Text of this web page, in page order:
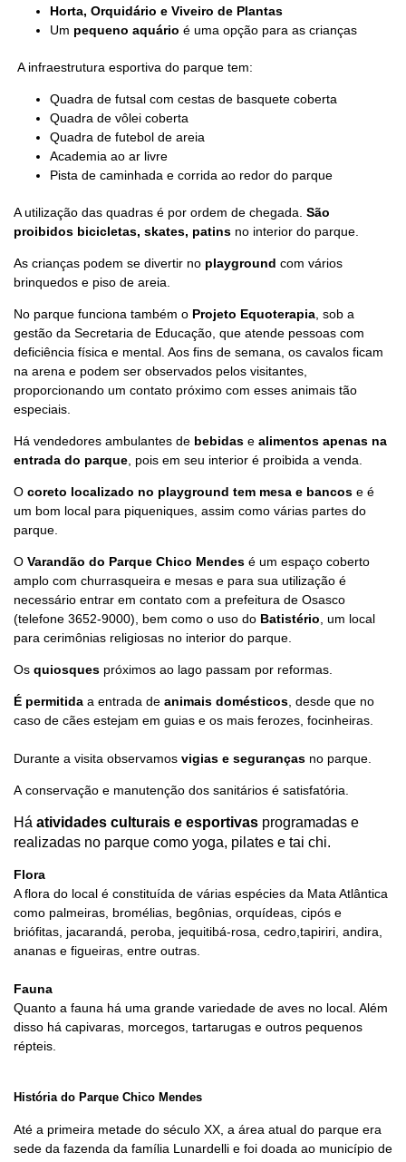
Horta, Orquidário e Viveiro de Plantas
Um pequeno aquário é uma opção para as crianças
A infraestrutura esportiva do parque tem:
Quadra de futsal com cestas de basquete coberta
Quadra de vôlei coberta
Quadra de futebol de areia
Academia ao ar livre
Pista de caminhada e corrida ao redor do parque
A utilização das quadras é por ordem de chegada. São
proibidos bicicletas, skates, patins no interior do parque.
As crianças podem se divertir no playground com vários
brinquedos e piso de areia.
No parque funciona também o Projeto Equoterapia , sob a
gestão da Secretaria de Educação, que atende pessoas com
deficiência física e mental. Aos fins de semana, os cavalos ficam
na arena e podem ser observados pelos visitantes,
proporcionando um contato próximo com esses animais tão
especiais.
Há vendedores ambulantes de bebidas e alimentos apenas na
entrada do parque , pois em seu interior é proibida a venda.
O coreto localizado no playground tem mesa e bancos e é
um bom local para piqueniques, assim como várias partes do
parque.
O Varandão do Parque Chico Mendes é um espaço coberto
amplo com churrasqueira e mesas e para sua utilização é
necessário entrar em contato com a prefeitura de Osasco
(telefone 3652-9000), bem como o uso do Batistério , um local
para cerimônias religiosas no interior do parque.
Os quiosques próximos ao lago passam por reformas.
É permitida a entrada de animais domésticos , desde que no
caso de cães estejam em guias e os mais ferozes, focinheiras.
Durante a visita observamos vigias e seguranças no parque.
A conservação e manutenção dos sanitários é satisfatória.
Há atividades culturais e esportivas programadas e
realizadas no parque como yoga, pilates e tai chi.
Flora
A flora do local é constituída de várias espécies da Mata Atlântica
como palmeiras, bromélias, begônias, orquídeas, cipós e
briófitas, jacarandá, peroba, jequitibá-rosa, cedro,tapiriri, andira,
ananas e figueiras, entre outras.
Fauna
Quanto a fauna há uma grande variedade de aves no local. Além
disso há capivaras, morcegos, tartarugas e outros pequenos
répteis.
História do Parque Chico Mendes
Até a primeira metade do século XX, a área atual do parque era
sede da fazenda da família Lunardelli e foi doada ao município de